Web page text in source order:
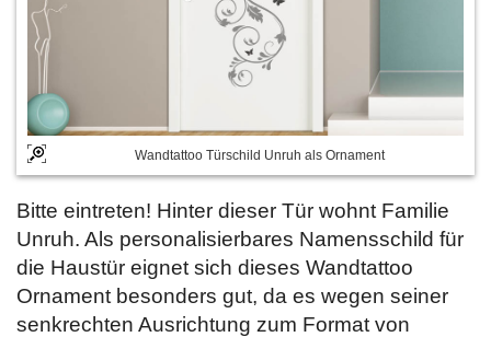
Wandtattoo Türschild Unruh als Ornament
Bitte eintreten! Hinter dieser Tür wohnt Familie
Unruh. Als personalisierbares Namensschild für
die Haustür eignet sich dieses Wandtattoo
Ornament besonders gut, da es wegen seiner
senkrechten Ausrichtung zum Format von